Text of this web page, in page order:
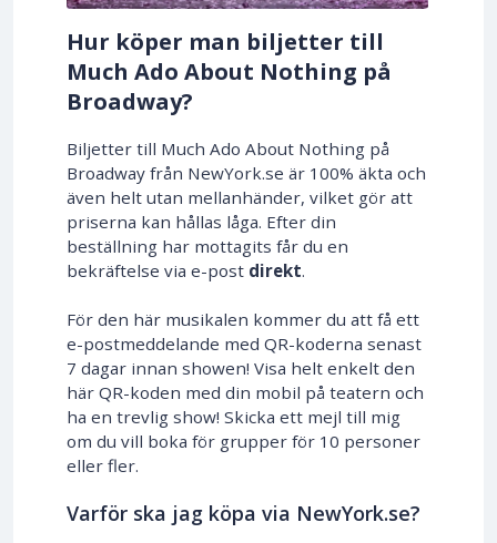
Hur köper man biljetter till
Much Ado About Nothing på
Broadway?
Biljetter till Much Ado About Nothing på
Broadway från NewYork.se är 100% äkta och
även helt utan mellanhänder, vilket gör att
priserna kan hållas låga. Efter din
beställning har mottagits får du en
bekräftelse via e-post direkt.
För den här musikalen kommer du att få ett
e-postmeddelande med QR-koderna senast
7 dagar innan showen! Visa helt enkelt den
här QR-koden med din mobil på teatern och
ha en trevlig show! Skicka ett mejl till mig
om du vill boka för grupper för 10 personer
eller fler.
Varför ska jag köpa via NewYork.se?